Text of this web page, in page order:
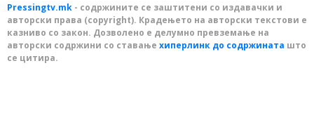
Pressingtv.mk - содржините се заштитени со издавачки и
авторски права (copyright). Крадењето на авторски текстови е
казниво со закон. Дозволено е делумно превземање на
авторски содржини со ставање хиперлинк до содржината што
се цитира.